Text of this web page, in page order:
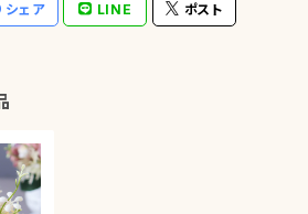
シェア LINE ポスト